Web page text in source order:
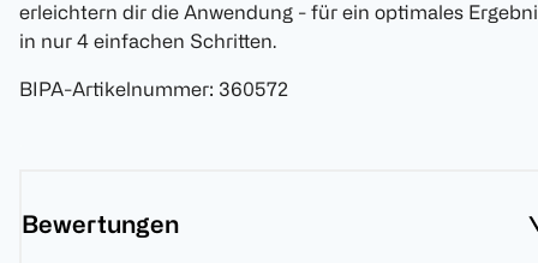
erleichtern dir die Anwendung - für ein optimales
in nur 4 einfachen Schritten.
BIPA-Artikelnummer: 360572
Bewertungen